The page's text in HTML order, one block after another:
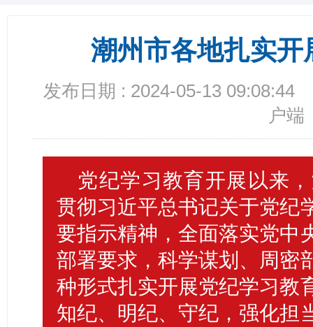
潮州市各地扎实
发布日期 : 2024-05-13 09:08:44
户端
党纪学习教育开展以来
贯彻习近平总书记关于党纪
要指示精神，全面落实党中
部署要求，科学谋划、周密
种形式扎实开展党纪学习教
知纪、明纪、守纪，强化担